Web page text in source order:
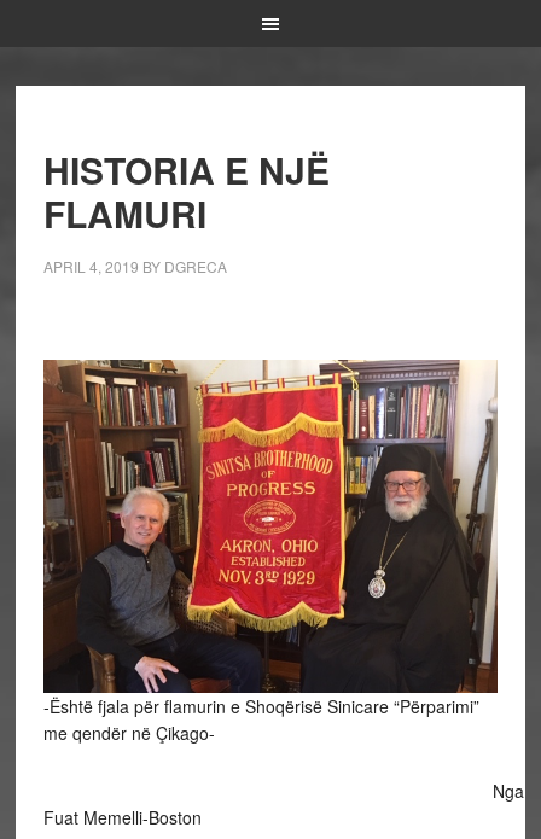
HISTORIA E NJË
FLAMURI
APRIL 4, 2019 BY DGRECA
-Është fjala për flamurin e Shoqërisë Sinicare “Përparimi”
me qendër në Çikago-
Nga
Fuat Memelli-Boston